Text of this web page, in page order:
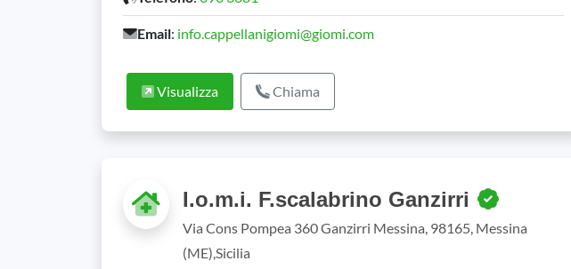
Email: info.cappellanigiomi@giomi.com
Visualizza Chiama
I.o.m.i. F.scalabrino Ganzirri
Via Cons Pompea 360 Ganzirri Messina, 98165, Messina
(ME),Sicilia